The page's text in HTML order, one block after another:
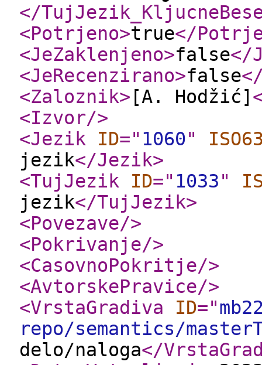
</
<Potrjeno>true</
<JeZaklenjeno>false</
<JeRecenzirano>false
<Zaloznik> [A. Hodžić]
<Izvor/>
<Jezik
ID=" 1060"
jezik</Jezik>
<TujJezik
ID=" 1033"
jezik</TujJezik>
<Povezave/>
<Pokrivanje/>
<CasovnoPokritje/>
<AvtorskePravice/>
<VrstaGradiva
ID="
repo/semantics/
delo/naloga</